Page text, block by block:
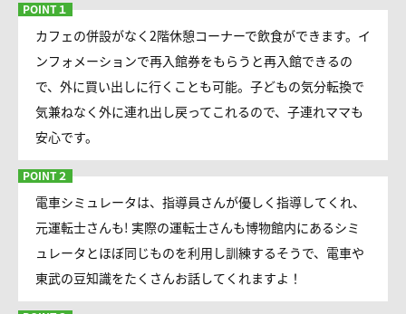
カフェの併設がなく2階休憩コーナーで飲食ができます。イ
ンフォメーションで再入館券をもらうと再入館できるの
で、外に買い出しに行くことも可能。子どもの気分転換で
気兼ねなく外に連れ出し戻ってこれるので、子連れママも
安心です。
電車シミュレータは、指導員さんが優しく指導してくれ、
元運転士さんも! 実際の運転士さんも博物館内にあるシミ
ュレータとほぼ同じものを利用し訓練するそうで、電車や
東武の豆知識をたくさんお話してくれますよ！